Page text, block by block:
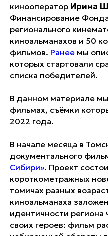
кинооператор Ирина
Финансирование
регионального
киноальманахов и 50
фильмов. Ранее мы
которых стартовали
списка победителей.
В данном материале
фильмах, съёмки
2022 года.
В начале месяца в
документального
Сибири». Проект
короткометражных
томичах разных
киноальманаха
идентичности
своих героев: фильм